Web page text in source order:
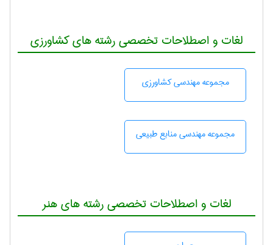
لغات و اصطلاحات تخصصی رشته های کشاورزی
مجموعه مهندسی كشاورزی
مجموعه مهندسی منابع طبيعی
لغات و اصطلاحات تخصصی رشته های هنر